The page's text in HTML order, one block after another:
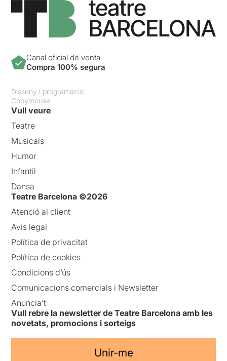
Canal oficial de venta
Compra 100% segura
Disseny i programació:
Copymouse
Vull veure
Teatre
Musicals
Humor
Infantil
Dansa
Teatre Barcelona ©2026
Atenció al client
Avís legal
Política de privacitat
Política de cookies
Condicions d’ús
Comunicacions comercials i Newsletter
Anuncia’t
Vull rebre la newsletter de Teatre Barcelona amb les
novetats, promocions i sorteigs
Unir-me